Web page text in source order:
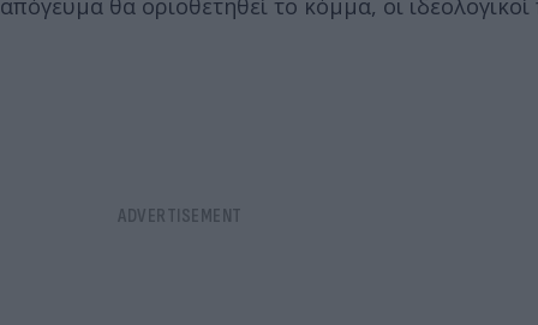
απόγευμα θα οριοθετηθεί το κόμμα, οι